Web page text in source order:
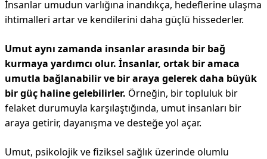
İnsanlar umudun varlığına inandıkça, hedeflerine ulaşma
ihtimalleri artar ve kendilerini daha güçlü hissederler.
Umut aynı zamanda insanlar arasında bir bağ
kurmaya yardımcı olur. İnsanlar, ortak bir amaca
umutla bağlanabilir ve bir araya gelerek daha büyük
bir güç haline gelebilirler. Örneğin, bir topluluk bir
felaket durumuyla karşılaştığında, umut insanları bir
araya getirir, dayanışma ve desteğe yol açar.
Umut, psikolojik ve fiziksel sağlık üzerinde olumlu